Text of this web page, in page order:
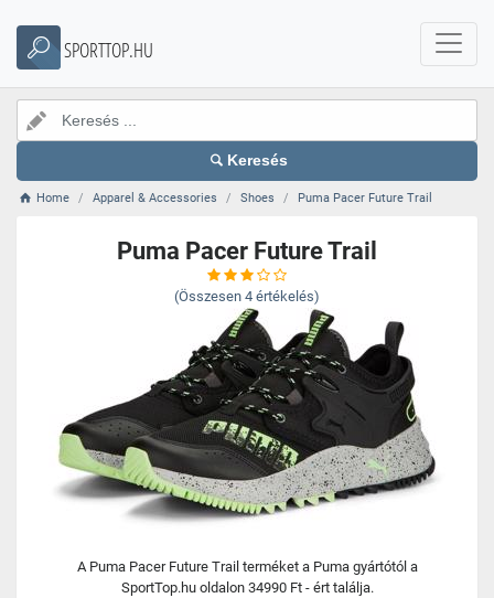
SPORTTOP.HU
Keresés
Home Apparel & Accessories Shoes Puma Pacer Future Trail
Puma Pacer Future Trail
(Összesen 4 értékelés)
A Puma Pacer Future Trail terméket a Puma gyártótól a
SportTop.hu oldalon 34990 Ft - ért találja.